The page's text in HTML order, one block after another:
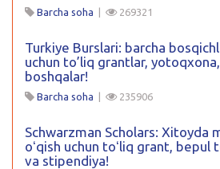
Barcha soha | 269321
Turkiye Burslari: barcha
uchun to’liq grantlar,
boshqalar!
Barcha soha | 235906
Schwarzman Scholars: Xitoyda
oʻqish uchun toʻliq grant, bepul
va stipendiya!